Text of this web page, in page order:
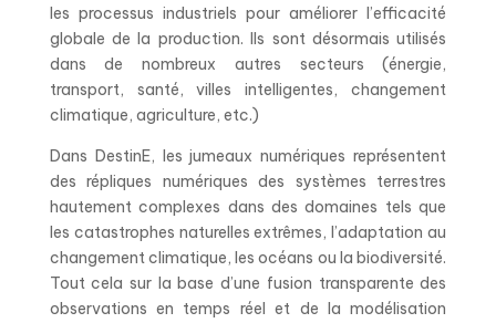
les processus industriels pour améliorer l’efficacité
globale de la production. Ils sont désormais utilisés
dans de nombreux autres secteurs (énergie,
transport, santé, villes intelligentes, changement
climatique, agriculture, etc.)
Dans DestinE, les jumeaux numériques représentent
des répliques numériques des systèmes terrestres
hautement complexes dans des domaines tels que
les catastrophes naturelles extrêmes, l’adaptation au
changement climatique, les océans ou la biodiversité.
Tout cela sur la base d’une fusion transparente des
observations en temps réel et de la modélisation